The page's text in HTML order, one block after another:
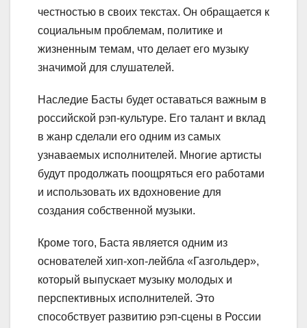
честностью в своих текстах. Он обращается к
социальным проблемам, политике и
жизненным темам, что делает его музыку
значимой для слушателей.
Наследие Басты будет оставаться важным в
российской рэп-культуре. Его талант и вклад
в жанр сделали его одним из самых
узнаваемых исполнителей. Многие артисты
будут продолжать поощряться его работами
и использовать их вдохновение для
создания собственной музыки.
Кроме того, Баста является одним из
основателей хип-хоп-лейбла «Газгольдер»,
который выпускает музыку молодых и
перспективных исполнителей. Это
способствует развитию рэп-сцены в России